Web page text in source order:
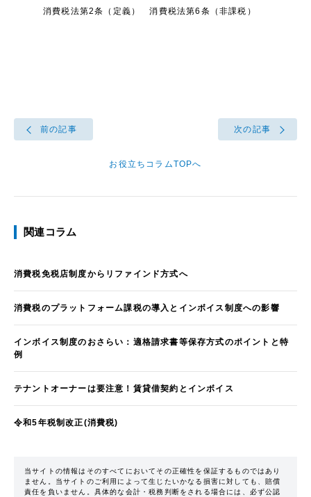
消費税法第2条（定義） 消費税法第6条（非課税）
前の記事
お役立ちコラムTOPへ
次の記事
関連コラム
消費税免税店制度からリファインド方式へ
消費税のプラットフォーム課税の導入とインボイス制度への影響
インボイス制度のおさらい：適格請求書等保存方式のポイントと特
例
テナントオーナーは要注意！賃貸借契約とインボイス
令和5年税制改正(消費税)
当サイトの情報はそのすべてにおいてその正確性を保証するものではあり
ません。当サイトのご利用によって生じたいかなる損害に対しても、賠償
責任を負いません。具体的な会計・税務判断をされる場合には、必ず公認